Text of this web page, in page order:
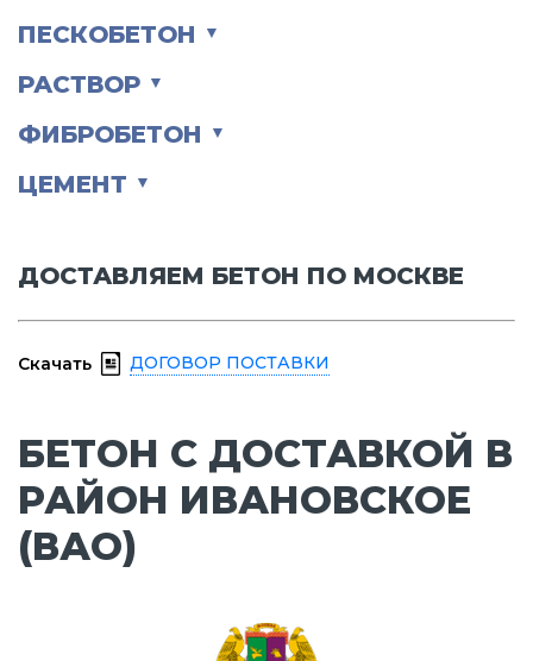
ПЕСКОБЕТОН ▼
РАСТВОР ▼
ФИБРОБЕТОН ▼
ЦЕМЕНТ ▼
ДОСТАВЛЯЕМ БЕТОН ПО МОСКВЕ
Скачать ДОГОВОР ПОСТАВКИ
БЕТОН С ДОСТАВКОЙ В
РАЙОН ИВАНОВСКОЕ
(ВАО)